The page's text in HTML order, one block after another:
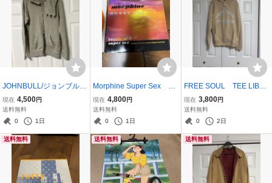
JOHNBULL/ジョンブル
レトロアスレチックフー
ディーパーカー Lサイ
ズ アメカジ古着
現在 4,500円
送料無料
0
1日
Morphine Super Sex 7
インチ Orange vinyl 7i
nch Alternative rock
現在 4,800円
送料無料
0
1日
FREE SOUL TEE LIBRA
RY （ティーライブラリ
ー）パーカー ベージュ M
サイズ
現在 3,800円
送料無料
0
2日
送料無料 送料無料 送料無料